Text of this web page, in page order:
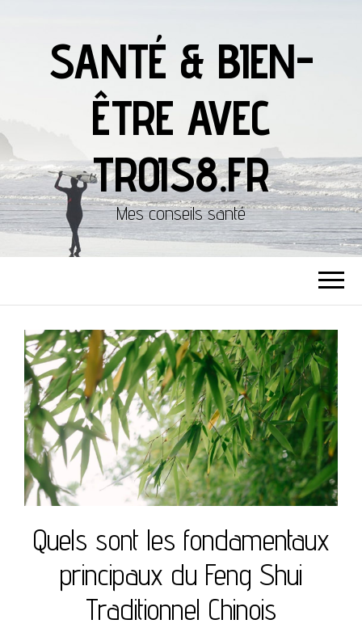
SANTÉ & BIEN-
ÊTRE AVEC
TROIS8.FR
Mes conseils santé
Quels sont les fondamentaux
principaux du Feng Shui
Traditionnel Chinois